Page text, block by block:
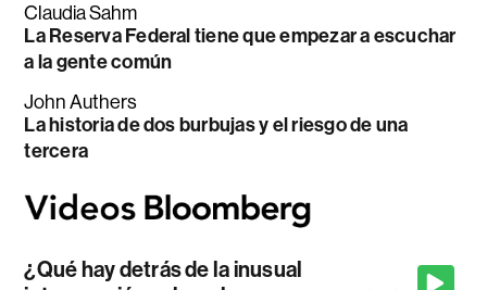
Claudia Sahm
La Reserva Federal tiene que empezar a escuchar
a la gente común
John Authers
La historia de dos burbujas y el riesgo de una
tercera
¿Qué hay detrás de la inusual